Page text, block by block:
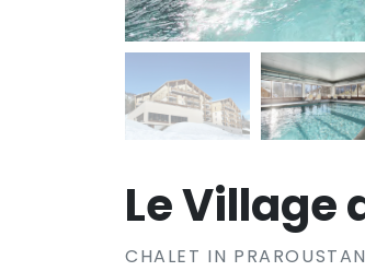
Le Village
CHALET IN